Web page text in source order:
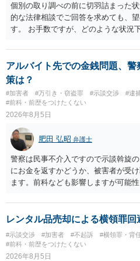
個別の取り調べの前に切羽詰まった
的な法律相談でご回答を求めても、
す。 お手数ですが、どのような状況
の程度だと聞いているのかというこ
相談を受けられたうえで対処方法を
一般論でいえば、任意取り調べの場
り調べ内容を録音することは必須だと
アルバイト先での金銭問題、
策は？
#加害者 #万引き・窃盗罪 #示談交渉
#逮
#前科・前歴をつけたくない
2026年8月5日
肥田 弘昭 弁護士
警察は民事不介入ですので示談斡旋
にお金を返すかどうか、被害者が受
ます。前科なども影響しますが可能
レンタル品売却による横領罪
#示談交渉 #加害者 #不起訴 #横領罪・背
#前科・前歴をつけたくない
2026年8月5日